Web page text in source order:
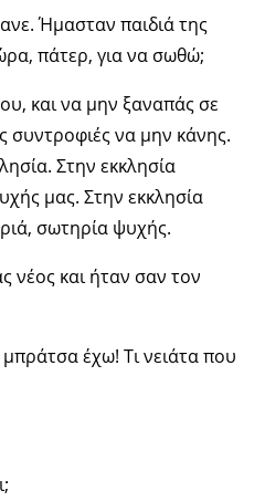
Ήμασταν παιδιά της
πάτερ, για να σωθώ;
και να μην ξαναπάς σε
συντροφιές να μην κάνης.
Στην εκκλησία
μας. Στην εκκλησία
σωτηρία ψυχής.
νέος και ήταν σαν τον
μπράτσα έχω! Τι νειάτα που